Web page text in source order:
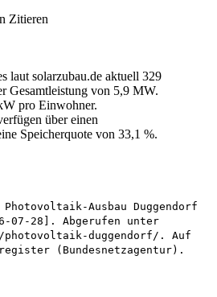
Zitieren
laut solarzubau.de aktuell 329
Gesamtleistung von 5,9 MW.
pro Einwohner.
über einen
Speicherquote von 33,1 %.
Ausbau Duggendorf
07-28]. Abgerufen unter
duggendorf/. Auf
(Bundesnetzagentur).